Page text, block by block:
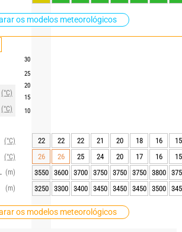
os modelos meteorológicos
(°C)
(°C)
(°C)
(°C)
zero (m)
(m)
os modelos meteorológicos
30
25
20
15
10
22 22 22 21 20 18 16
15
26
26 25 24 20 17 16
15
3550
3600 3700 3750 3750 3750 3800
3250
3300 3400 3450 3450 3450 3500